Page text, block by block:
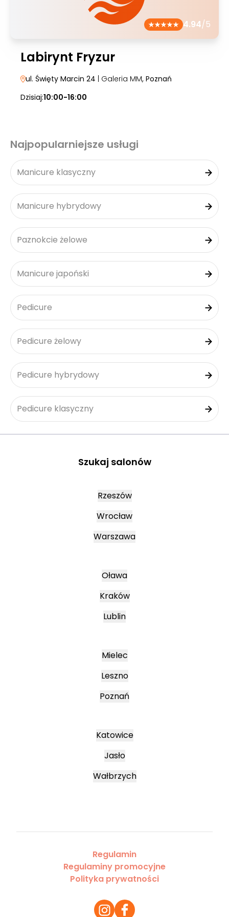
4.94/5
Labirynt Fryzur
ul. Święty Marcin 24 | Galeria MM, Poznań
Dzisiaj:10:00-16:00
Najpopularniejsze usługi
Manicure klasyczny
Manicure hybrydowy
Paznokcie żelowe
Manicure japoński
Pedicure
Pedicure żelowy
Pedicure hybrydowy
Pedicure klasyczny
Szukaj salonów
Rzeszów
Wrocław
Warszawa
Oława
Kraków
Lublin
Mielec
Leszno
Poznań
Katowice
Jasło
Wałbrzych
Regulamin
Regulaminy promocyjne
Polityka prywatności